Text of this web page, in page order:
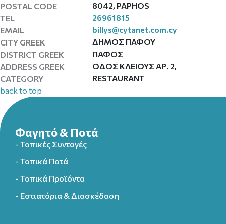
POSTAL CODE
8042, PAPHOS
TEL
26961815
EMAIL
billys@cytanet.com.cy
CITY GREEK
ΔΗΜΟΣ ΠΑΦΟΥ
DISTRICT GREEK
ΠΑΦΟΣ
ADDRESS GREEK
ΟΔΟΣ ΚΛΕΙΟΥΣ ΑΡ. 2,
CATEGORY
RESTAURANT
back to top
Φαγητό & Ποτά
- Τοπικές Συνταγές
- Τοπικά Ποτά
- Τοπικά Προϊόντα
- Εστιατόρια & Διασκέδαση